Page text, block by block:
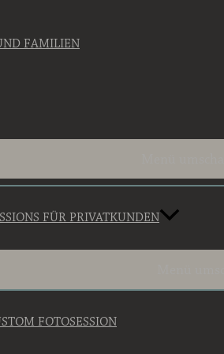
FAMILIEN
FÜR PRIVATKUNDEN
FOTOSESSION